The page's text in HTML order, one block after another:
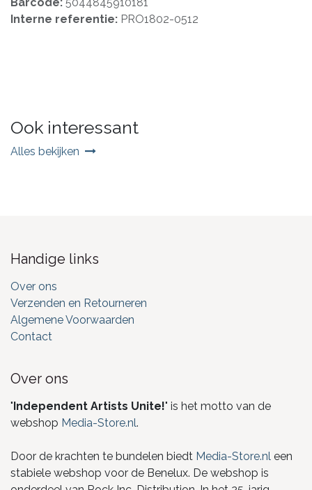
Barcode: 5044845910181
Interne referentie: PRO1802-0512
Ook interessant
Alles bekijken
Handige links
Over ons
Verzenden en Retourneren
Algemene Voorwaarden
Contact
Over ons
" Independent Artists Unite!" is het motto van de
webshop Media-Store.nl.
Door de krachten te bundelen biedt Media-Store.nl een
stabiele webshop voor de Benelux. De webshop is